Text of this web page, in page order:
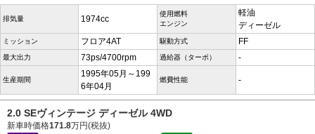
排気量 1974cc
使用燃料
エンジン
軽油
ディーゼル
ミッション フロア4AT 駆動方式 FF
最大出力 73ps/4700rpm 過給器（ターボ） -
生産期間
1995年05月～199
6年04月
燃費性能 -
2.0 SEヴィンテージ ディーゼル 4WD
新車時価格171.8万円(税抜)